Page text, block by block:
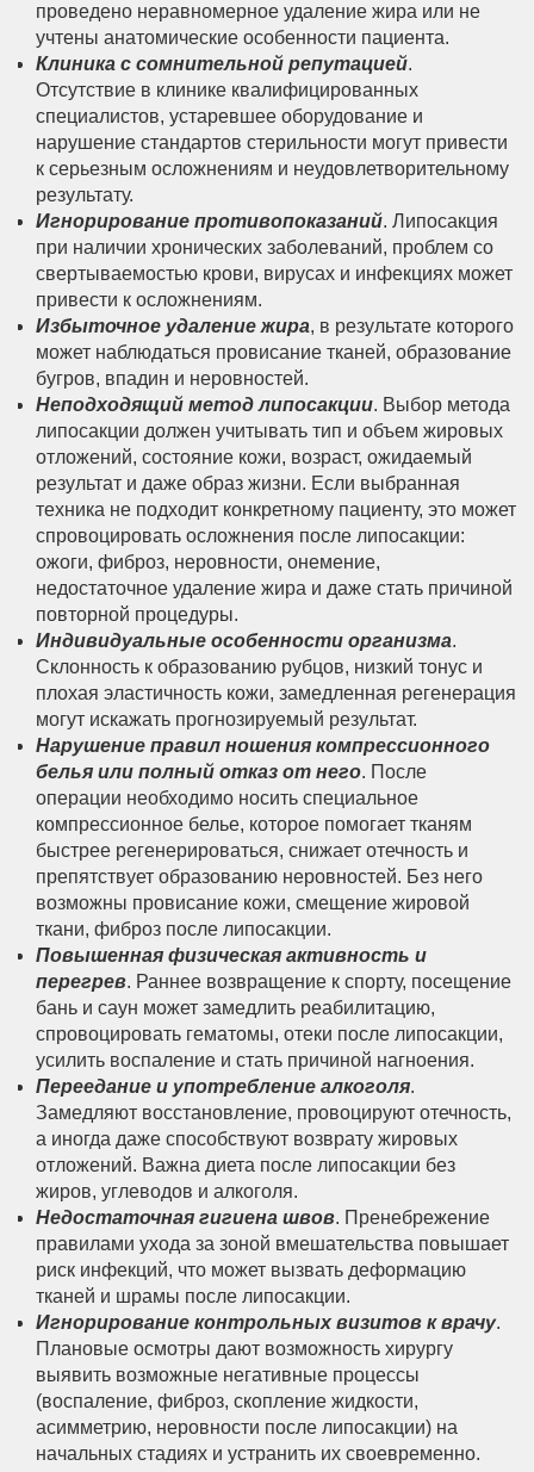
проведено неравномерное удаление жира или не
учтены анатомические особенности пациента.
Клиника с сомнительной репутацией.
Отсутствие в клинике квалифицированных
специалистов, устаревшее оборудование и
нарушение стандартов стерильности могут привести
к серьезным осложнениям и неудовлетворительному
результату.
Игнорирование противопоказаний. Липосакция
при наличии хронических заболеваний, проблем со
свертываемостью крови, вирусах и инфекциях может
привести к осложнениям.
Избыточное удаление жира, в результате которого
может наблюдаться провисание тканей, образование
бугров, впадин и неровностей.
Неподходящий метод липосакции. Выбор метода
липосакции должен учитывать тип и объем жировых
отложений, состояние кожи, возраст, ожидаемый
результат и даже образ жизни. Если выбранная
техника не подходит конкретному пациенту, это может
спровоцировать осложнения после липосакции:
ожоги, фиброз, неровности, онемение,
недостаточное удаление жира и даже стать причиной
повторной процедуры.
Индивидуальные особенности организма.
Склонность к образованию рубцов, низкий тонус и
плохая эластичность кожи, замедленная регенерация
могут искажать прогнозируемый результат.
Нарушение правил ношения компрессионного
белья или полный отказ от него. После
операции необходимо носить специальное
компрессионное белье, которое помогает тканям
быстрее регенерироваться, снижает отечность и
препятствует образованию неровностей. Без него
возможны провисание кожи, смещение жировой
ткани, фиброз после липосакции.
Повышенная физическая активность и
перегрев. Раннее возвращение к спорту, посещение
бань и саун может замедлить реабилитацию,
спровоцировать гематомы, отеки после липосакции,
усилить воспаление и стать причиной нагноения.
Переедание и употребление алкоголя.
Замедляют восстановление, провоцируют отечность,
а иногда даже способствуют возврату жировых
отложений. Важна диета после липосакции без
жиров, углеводов и алкоголя.
Недостаточная гигиена швов. Пренебрежение
правилами ухода за зоной вмешательства повышает
риск инфекций, что может вызвать деформацию
тканей и шрамы после липосакции.
Игнорирование контрольных визитов к врачу.
Плановые осмотры дают возможность хирургу
выявить возможные негативные процессы
(воспаление, фиброз, скопление жидкости,
асимметрию, неровности после липосакции) на
начальных стадиях и устранить их своевременно.